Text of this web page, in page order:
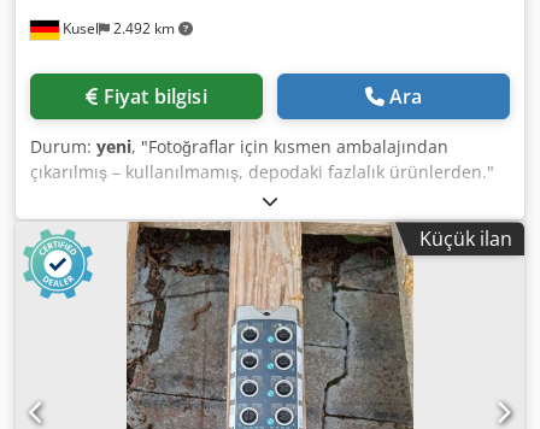
Kusel 2.492 km
Fiyat bilgisi Ara
Durum: yeni, "Fotoğraflar için kısmen ambalajından
çıkarılmış – kullanılmamış, depodaki fazlalık ürünlerden."
Adet: 2 adet mevcut Bus modülü MVK-MP DIO8 PROFIBUS
için metal 55274 MURR ELEKTRONIK Cjdpfx Akozr Uchsvjrf
Küçük ilan